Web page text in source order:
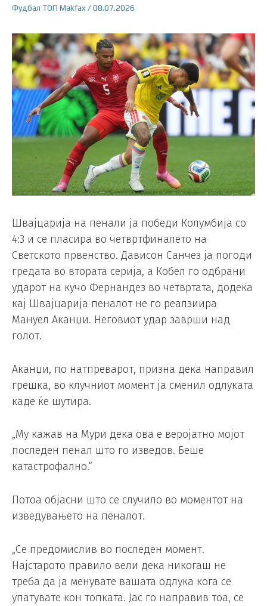
Фудбал ТОП Makfax /08.07.2026
Швајцарија на пенали ја победи Колумбија со
4:3 и се пласира во четвртфиналето на
Светското првенство. Дависон Санчез ја погоди
гредата во втората серија, а Кобел го одбрани
ударот на кучо Фернандез во четвртата, додека
кај Швајцарија пеналот не го реалзиира
Мануел Аканџи. Неговиот удар заврши над
голот.
Аканџи, по натпреварот, призна дека направил
грешка, во клучниот момент ја сменил одлуката
каде ќе шутира.
„Му кажав на Мури дека ова е веројатно мојот
последен пенал што го изведов. Беше
катастрофално.“
Потоа објасни што се случило во моментот на
изведувањето на пеналот.
„Се предомислив во последен момент.
Најстарото правило вели дека никогаш не
треба да ја менувате вашата одлука кога се
упатувате кон топката. Јас го направив тоа, се